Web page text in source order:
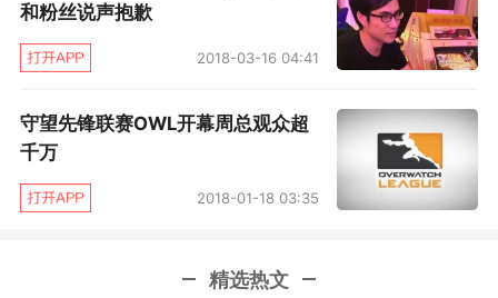
和粉丝说声抱歉
2018-03-16 04:41
守望先锋联赛OWL开幕周总观众超
千万
2018-01-18 03:35
精选热文